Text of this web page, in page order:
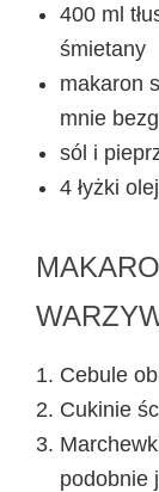
400 ml
śmietany
makaron
mnie
sól i
4 łyżki
Cebule
Cukinie
podobnie